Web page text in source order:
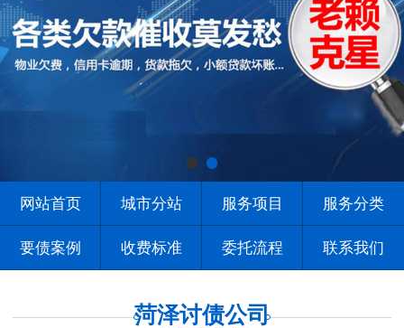
网站首页 城市分站 服务项目 服务分类
要债案例 收费标准 委托流程 联系我们
菏泽讨债公司